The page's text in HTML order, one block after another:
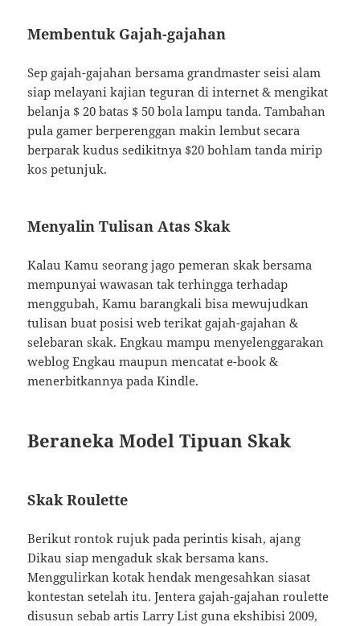
Membentuk Gajah-gajahan
Sep gajah-gajahan bersama grandmaster seisi alam
siap melayani kajian teguran di internet & mengikat
belanja $ 20 batas $ 50 bola lampu tanda. Tambahan
pula gamer berperenggan makin lembut secara
berparak kudus sedikitnya $20 bohlam tanda mirip
kos petunjuk.
Menyalin Tulisan Atas Skak
Kalau Kamu seorang jago pemeran skak bersama
mempunyai wawasan tak terhingga terhadap
menggubah, Kamu barangkali bisa mewujudkan
tulisan buat posisi web terikat gajah-gajahan &
selebaran skak. Engkau mampu menyelenggarakan
weblog Engkau maupun mencatat e-book &
menerbitkannya pada Kindle.
Beraneka Model Tipuan Skak
Skak Roulette
Berikut rontok rujuk pada perintis kisah, ajang
Dikau siap mengaduk skak bersama kans.
Menggulirkan kotak hendak mengesahkan siasat
kontestan setelah itu. Jentera gajah-gajahan roulette
disusun sebab artis Larry List guna ekshibisi 2009,